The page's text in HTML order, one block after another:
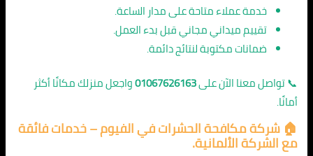
خدمة عملاء متاحة على مدار الساعة.
تقييم ميداني مجاني قبل بدء العمل.
ضمانات مكتوبة لنتائج دائمة.
📞 تواصل معنا الآن على01067626163واجعل منزلك مكانًا أكثر
أمانًا.
🏠 شركة مكافحة الحشرات في الفيوم – خدمات فائقة
مع الشركة الألمانية.